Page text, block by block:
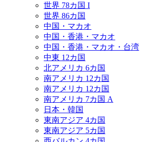
世界 78カ国 I
世界 86カ国
中国・マカオ
中国・香港・マカオ
中国・香港・マカオ・台湾
中東 12カ国
北アメリカ 6カ国
南アメリカ 12カ国
南アメリカ 12カ国
南アメリカ 7カ国 A
日本・韓国
東南アジア 4カ国
東南アジア 5カ国